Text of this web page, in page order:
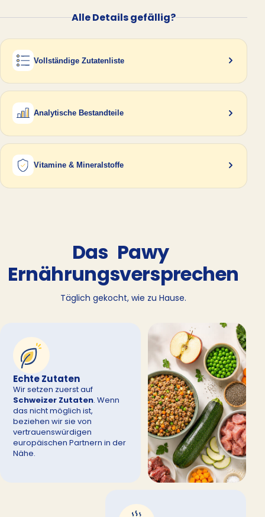
Alle Details gefällig?
Vollständige Zutatenliste
Analytische Bestandteile
Vitamine & Mineralstoffe
Das Pawy
Ernährungsversprechen
Täglich gekocht, wie zu Hause.
Echte Zutaten
Wir setzen zuerst auf
Schweizer Zutaten. Wenn
das nicht möglich ist,
beziehen wir sie von
vertrauenswürdigen
europäischen Partnern in der
Nähe.